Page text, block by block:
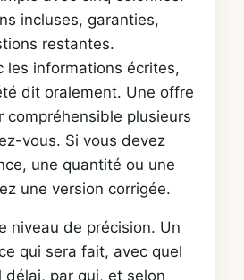
incluses, garanties,
restantes.
les informations écrites,
dit oralement. Une offre
compréhensible plusieurs
vous. Si vous devez
une quantité ou une
une version corrigée.
niveau de précision. Un
qui sera fait, avec quel
par qui, et selon